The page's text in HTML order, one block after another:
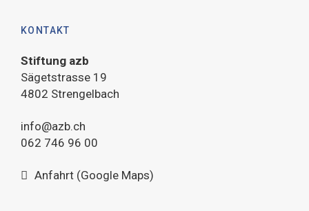
KONTAKT
Stiftung azb
Sägetstrasse 19
4802 Strengelbach
info@azb.ch
062 746 96 00
Anfahrt (Google Maps)